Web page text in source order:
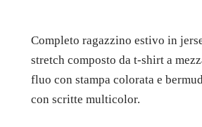
Completo ragazzino estivo in
stretch composto da t-shirt a
fluo con stampa colorata e
con scritte multicolor.